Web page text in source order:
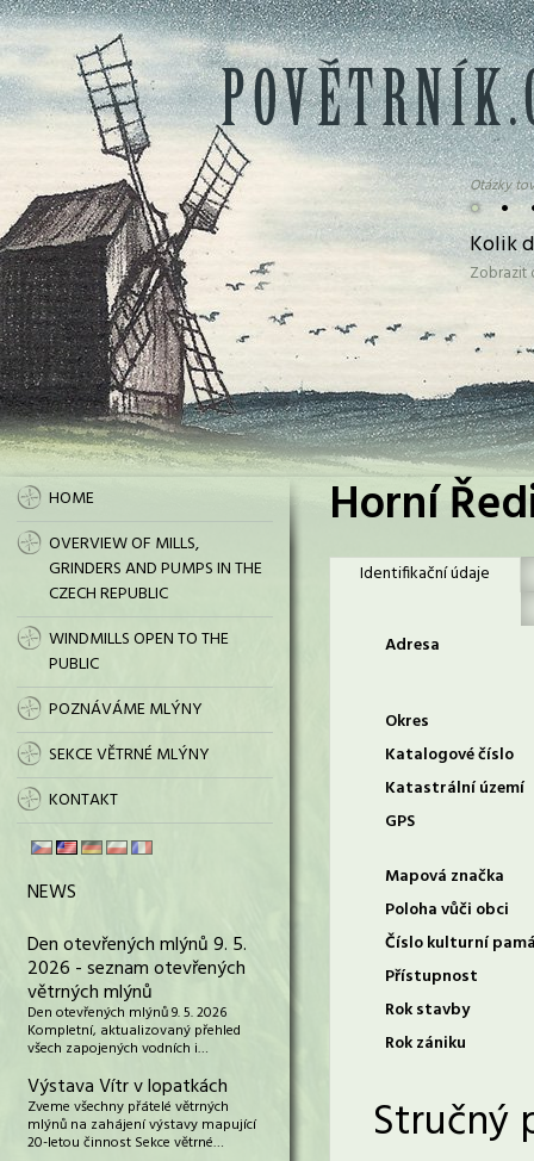
• •
Otázky
Kolik
HOME
OVERVIEW OF MILLS,
GRINDERS AND PUMPS IN THE
CZECH REPUBLIC
WINDMILLS OPEN TO THE
PUBLIC
POZNÁVÁME MLÝNY
SEKCE VĚTRNÉ MLÝNY
KONTAKT
NEWS
Den otevřených mlýnů 9. 5.
2026 - seznam otevřených
větrných mlýnů
Den otevřených mlýnů 9. 5. 2026
Kompletní, aktualizovaný přehled
všech zapojených vodních i…
Výstava Vítr v lopatkách
Zveme všechny přátelé větrných
mlýnů na zahájení výstavy mapující
20-letou činnost Sekce větrné…
Horní
Identifikační údaje
Adresa
Okres
Katalogové číslo
Katastrální území
GPS
Mapová značka
Poloha vůči obci
Číslo kulturní
Přístupnost
Rok stavby
Rok zániku
Stručný